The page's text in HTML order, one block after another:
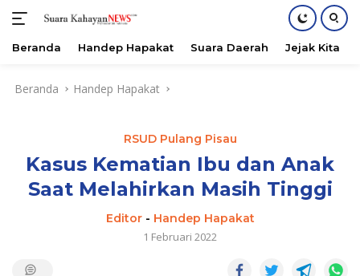
Beranda Handep Hapakat Suara Daerah Jejak Kita
Beranda Handep Hapakat
RSUD Pulang Pisau
Kasus Kematian Ibu dan Anak
Saat Melahirkan Masih Tinggi
Editor- Handep Hapakat
1 Februari 2022